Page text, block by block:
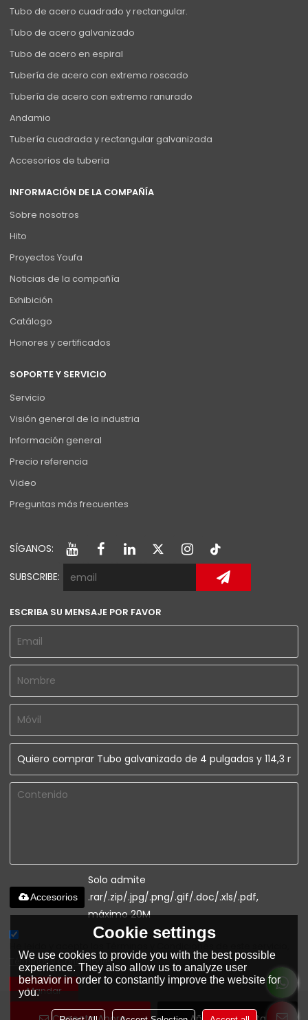
Tubo de acero cuadrado y rectangular.
Tubo de acero galvanizado
Tubo de acero en espiral
Tubería de acero con extremo roscado
Tubería de acero con extremo ranurado
Andamio
Tubería cuadrada y rectangular galvanizada
Accesorios de tuberia
INFORMACIÓN DE LA COMPAÑÍA
Sobre nosotros
Hito
Proyectos Youfa
Noticias de la compañía
Exhibición
Catálogo
Honores y certificados
SOPORTE Y SERVICIO
Servicio
Visión general de la industria
Información general
Precio referencia
Video
Preguntas más frecuentes
SÍGANOS:
SUBSCRIBE:
ESCRIBA SU MENSAJE POR FAVOR
Solo admite
.rar/.zip/.jpg/.png/.gif/.doc/.xls/.pdf,
máximo 20M
Accesorios
He leido y acepto los Términos y Condiciones de este servicio,
Términos y Condiciones
Mandar
Cookie settings
We use cookies to provide you with the best possible
experience. They also allow us to analyze user
behavior in order to constantly improve the website for
you.